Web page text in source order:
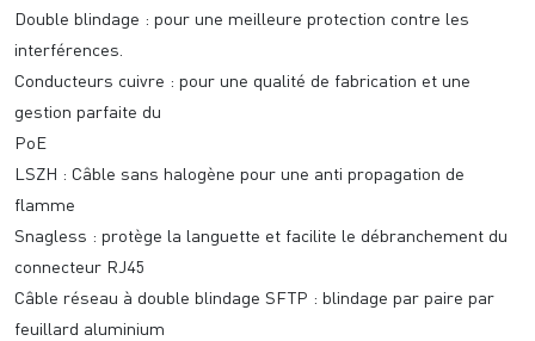
Double blindage : pour une meilleure protection contre les
interférences.
Conducteurs cuivre : pour une qualité de fabrication et une
gestion parfaite du
PoE
LSZH : Câble sans halogène pour une anti propagation de
flamme
Snagless : protège la languette et facilite le débranchement du
connecteur RJ45
Câble réseau à double blindage SFTP : blindage par paire par
feuillard aluminium